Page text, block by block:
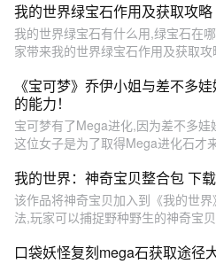
我的世界绿宝石作用及获取攻略
我的世界绿宝石有什么用,绿宝石在
家带来我的世界绿宝石作用及获取
《宝可梦》乔伊小姐与差不多
的能力！
宝可梦有了Mega进化,因为差不多
这位女子是为了取得Mega进化石才
我的世界：神奇宝贝整合包 下载
该作品将神奇宝贝加入到《我的世
法,玩家可以捕捉野种野生的神奇宝
口袋妖怪复刻mega石获取途径